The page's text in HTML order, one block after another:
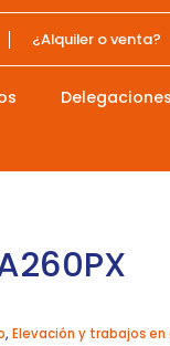
¿Alquiler o venta?
Delegaciones
,Elevación y trabajos en